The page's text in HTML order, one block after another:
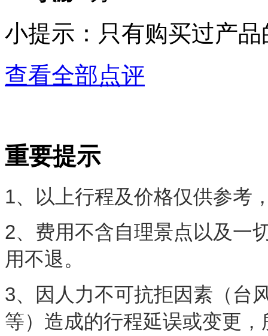
小提示：只有购买过产
查看全部点评
重要提示
1、以上行程及价格仅供参考
2、费用不含自理景点以及一
用不退。
3、因人力不可抗拒因素（台
等）造成的行程延误或变更